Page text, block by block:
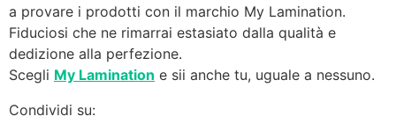
a provare i prodotti con il marchio My Lamination.
Fiduciosi che ne rimarrai estasiato dalla qualità e
dedizione alla perfezione.
Scegli My Lamination e sii anche tu, uguale a nessuno.
Condividi su: